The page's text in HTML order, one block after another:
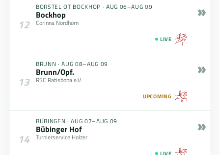
12
BORSTEL OT BOCKHOP · AUG 06–AUG 09
Bockhop
Corinna Nordhorn
LIVE
»
13
BRUNN ·AUG 08–AUG 09
Brunn/Opf.
RSC Ratisbona e.V.
UPCOMING
»
14
BÜBINGEN ·AUG 07–AUG 09
Bübinger Hof
Turnierservice Holzer
»